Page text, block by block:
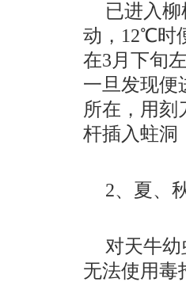
已进入
动，12℃时
在3月下旬
一旦发现便
所在，用刻
杆插入蛀洞
2、夏、
对天牛
无法使用毒